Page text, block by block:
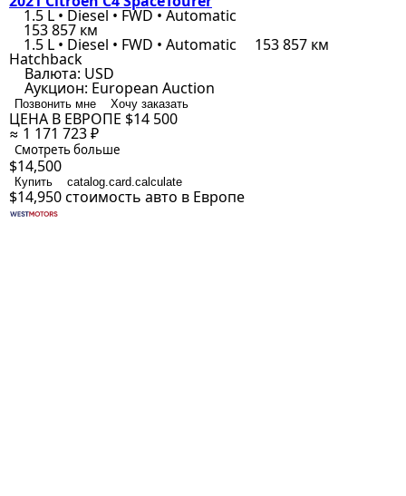
1.5 L • Diesel • FWD • Automatic
153 857 км
1.5 L • Diesel • FWD • Automatic 153 857 км
Hatchback
Валюта: USD
Аукцион: European Auction
Позвонить мне Хочу заказать
ЦЕНА В ЕВРОПЕ $14 500
≈ 1 171 723 ₽
Смотреть больше
$14,500
Купить catalog.card.calculate
$14,950стоимость авто в Европе